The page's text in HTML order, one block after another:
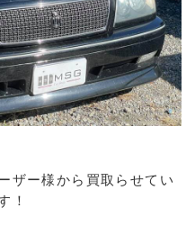
ザー様から買取らせてい
！